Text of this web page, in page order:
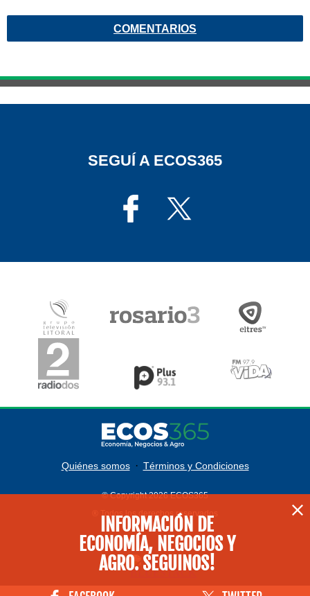
COMENTARIOS
SEGUÍ A ECOS365
Quiénes somos · Términos y Condiciones
© Copyright 2026 ECOS365
® Todos los derechos reservados
INFORMACIÓN DE
ECONOMÍA, NEGOCIOS Y
AGRO. SEGUINOS!